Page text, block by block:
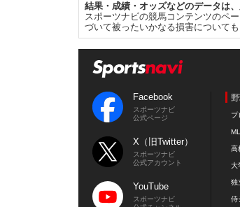
結果・成績・オッズなどのデータは
スポーツナビの競馬コンテンツのペ
づいて被ったいかなる損害について
Facebook
スポーツナビ
公式ページ
X（旧Twitter）
スポーツナビ
公式アカウント
YouTube
スポーツナビ
プ
高
大
独
侍